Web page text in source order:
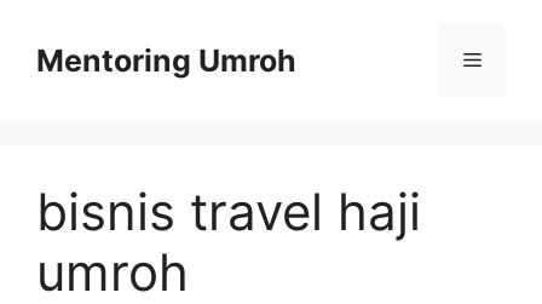
contentMentoring Umroh Menu
bisnis travel haji
umroh